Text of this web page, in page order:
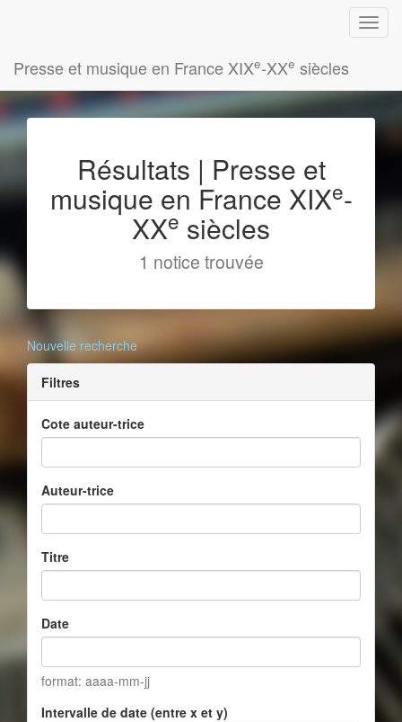
Presse et musique en France XIXe-XXe siècles
Résultats | Presse et
musique en France XIXe-
XXe siècles
1 notice trouvée
Nouvelle recherche
Filtres
Cote auteur-trice
Auteur-trice
Titre
Date
format: aaaa-mm-jj
Intervalle de date (entre x et y)